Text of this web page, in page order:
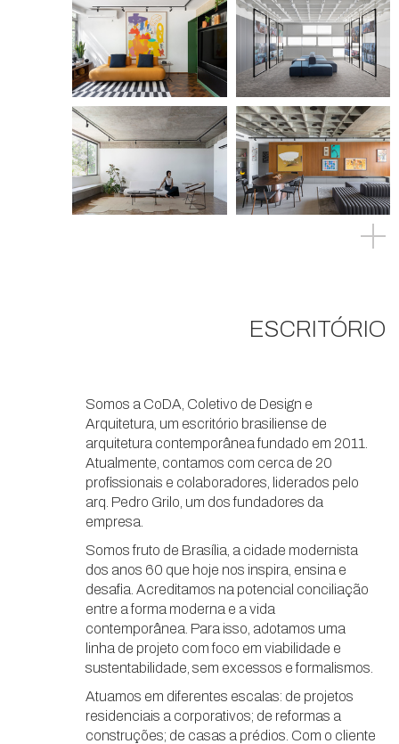
ESCRITÓRIO
Somos a CoDA, Coletivo de Design e
Arquitetura, um escritório brasiliense de
arquitetura contemporânea fundado em 2011.
Atualmente, contamos com cerca de 20
profissionais e colaboradores, liderados pelo
arq. Pedro Grilo, um dos fundadores da
empresa.
Somos fruto de Brasília, a cidade modernista
dos anos 60 que hoje nos inspira, ensina e
desafia. Acreditamos na potencial conciliação
entre a forma moderna e a vida
contemporânea. Para isso, adotamos uma
linha de projeto com foco em viabilidade e
sustentabilidade, sem excessos e formalismos.
Atuamos em diferentes escalas: de projetos
residenciais a corporativos; de reformas a
construções; de casas a prédios. Com o cliente